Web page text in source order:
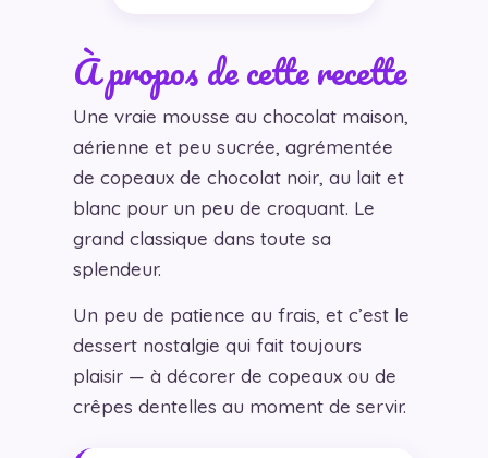
À propos de cette recette
Une vraie mousse au chocolat maison,
aérienne et peu sucrée, agrémentée
de copeaux de chocolat noir, au lait et
blanc pour un peu de croquant. Le
grand classique dans toute sa
splendeur.
Un peu de patience au frais, et c’est le
dessert nostalgie qui fait toujours
plaisir — à décorer de copeaux ou de
crêpes dentelles au moment de servir.